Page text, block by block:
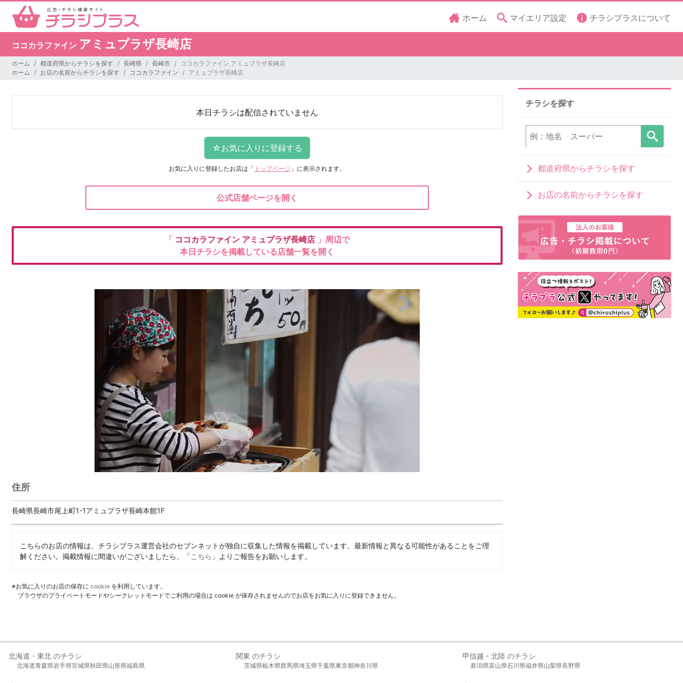
ホーム マイエリア設定 チラシプラスについて
ココカラファイン アミュプラザ長崎店
ホーム 都道府県からチラシを探す 長崎県 長崎市
ココカラファイン アミュプラザ長崎店
ホーム
お店の名前からチラシを探す ココカラファイン アミュプラザ長崎店
本日チラシは配信されていません
お気に入りに登録したお店は 「 トップページ 」に表示されます。
公式店舗ページを開く
「 ココカラファイン アミュプラザ長崎店 」周辺で
本日チラシを掲載している店舗一覧を開く
住所
長崎県長崎市尾上町1-1アミュプラザ長崎本館1F
こちらのお店の情報は、チラシプラス運営会社のセブンネットが独自に収集した情報を掲載しています。最新情報と異なる可能性があることをご理
解ください。掲載情報に間違いがございましたら、「こちら 」よりご報告をお願いします。
※お気に入りのお店の保存に cookie を利用しています。
ブラウザのプライベートモードやシークレットモードでご利用の場合は cookie が保存されませんのでお店をお気に入りに登録できません。
チラシを探す
都道府県からチラシを探す
お店の名前からチラシを探す
北海道・東北 のチラシ
北海道青森県岩手県宮城県秋田県山形県福島県
関東 のチラシ
茨城県栃木県群馬県埼玉県千葉県東京都神奈川県
甲信越・北陸 のチラシ
新潟県富山県石川県福井県山梨県長野県